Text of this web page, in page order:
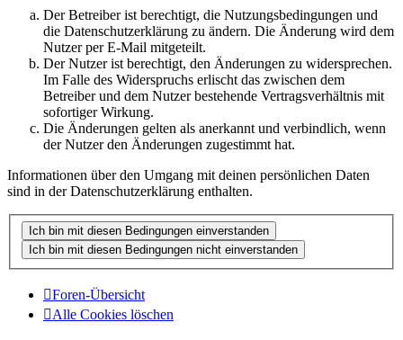
Der Betreiber ist berechtigt, die Nutzungsbedingungen und
die Datenschutzerklärung zu ändern. Die Änderung wird dem
Nutzer per E-Mail mitgeteilt.
Der Nutzer ist berechtigt, den Änderungen zu widersprechen.
Im Falle des Widerspruchs erlischt das zwischen dem
Betreiber und dem Nutzer bestehende Vertragsverhältnis mit
sofortiger Wirkung.
Die Änderungen gelten als anerkannt und verbindlich, wenn
der Nutzer den Änderungen zugestimmt hat.
Informationen über den Umgang mit deinen persönlichen Daten
sind in der Datenschutzerklärung enthalten.
Foren-Übersicht
Alle Cookies löschen